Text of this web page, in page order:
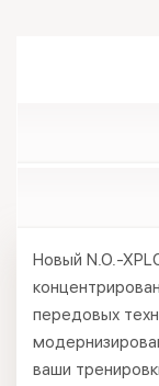
Новый N.O.-
передовых
ваши